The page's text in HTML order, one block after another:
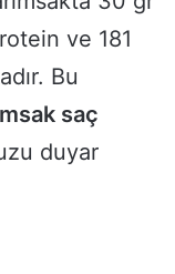
ve 181
Bu
saç
duyar